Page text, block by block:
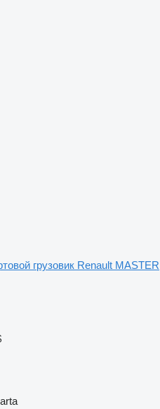
грузовик Renault MASTER